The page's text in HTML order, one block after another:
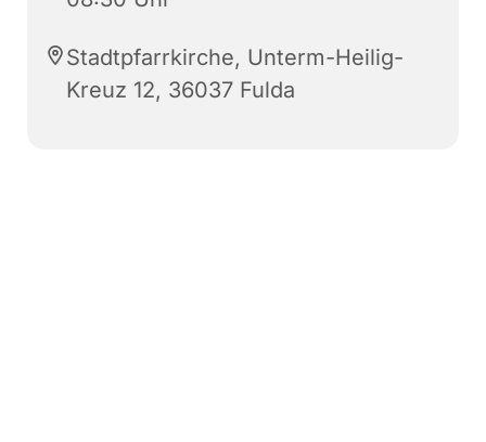
Stadtpfarrkirche, Unterm-Heilig-
Kreuz 12, 36037 Fulda